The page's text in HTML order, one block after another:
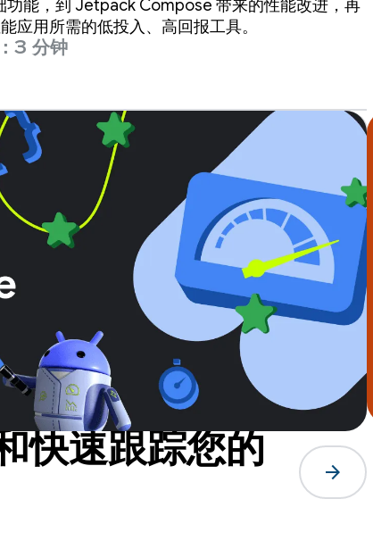
能，到 Jetpack Compose 带来的性能改进，再
应用所需的低投入、高回报工具。
3 分钟
快速跟踪您的
arrow_forward